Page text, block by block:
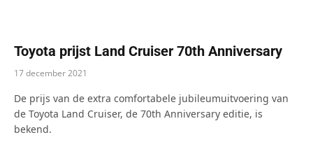
Toyota prijst Land Cruiser 70th Anniversary
17 december 2021
De prijs van de extra comfortabele jubileumuitvoering van
de Toyota Land Cruiser, de 70th Anniversary editie, is
bekend.